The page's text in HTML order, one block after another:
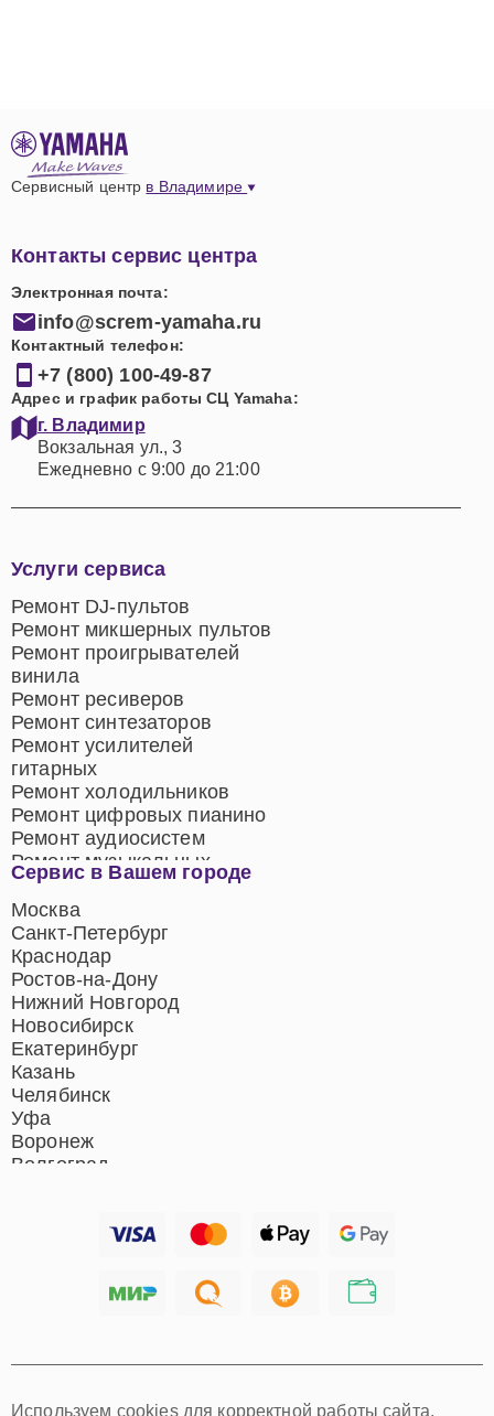
Сервисный центр в Владимире
Контакты сервис центра
Электронная почта:
info@screm-yamaha.ru
Контактный телефон:
+7 (800) 100-49-87
Адрес и график работы СЦ Yamaha:
г. Владимир
Вокзальная ул., 3
Ежедневно с 9:00 до 21:00
Сервис в Вашем городе
Москва
Санкт-Петербург
Краснодар
Ростов-на-Дону
Нижний Новгород
Новосибирск
Екатеринбург
Казань
Челябинск
Уфа
Воронеж
Волгоград
Хабаровск
Услуги сервиса
Ремонт DJ-пультов
Ремонт микшерных пультов
Ремонт проигрывателей
винила
Ремонт ресиверов
Ремонт синтезаторов
Ремонт усилителей
гитарных
Ремонт холодильников
Ремонт цифровых пианино
Ремонт аудиосистем
Ремонт музыкальных
центров
Ремонт домашних
кинотеатров
Ремонт микрофонов
Ремонт акустических
систем
Используем cookies для корректной работы сайта,